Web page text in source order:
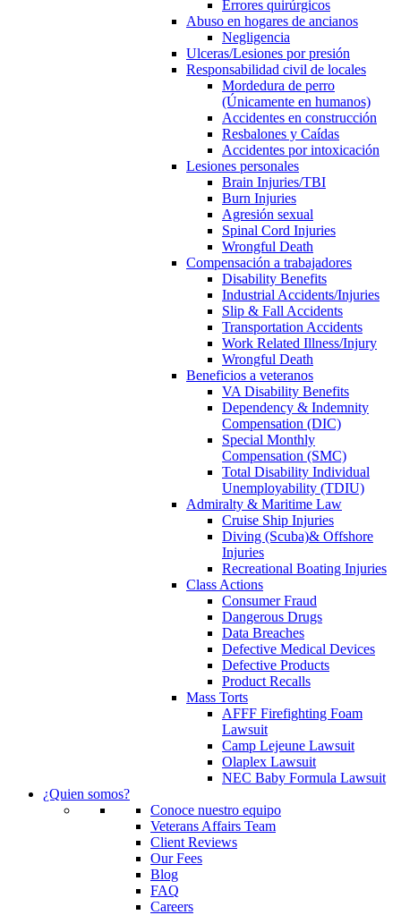
Errores quirúrgicos
Abuso en hogares de ancianos
Negligencia
Ulceras/Lesiones por presión
Responsabilidad civil de locales
Mordedura de perro
(Únicamente en humanos)
Accidentes en construcción
Resbalones y Caídas
Accidentes por intoxicación
Lesiones personales
Brain Injuries/TBI
Burn Injuries
Agresión sexual
Spinal Cord Injuries
Wrongful Death
Compensación a trabajadores
Disability Benefits
Industrial Accidents/Injuries
Slip & Fall Accidents
Transportation Accidents
Work Related Illness/Injury
Wrongful Death
Beneficios a veteranos
VA Disability Benefits
Dependency & Indemnity
Compensation (DIC)
Special Monthly
Compensation (SMC)
Total Disability Individual
Unemployability (TDIU)
Admiralty & Maritime Law
Cruise Ship Injuries
Diving (Scuba)& Offshore
Injuries
Recreational Boating Injuries
Class Actions
Consumer Fraud
Dangerous Drugs
Data Breaches
Defective Medical Devices
Defective Products
Product Recalls
Mass Torts
AFFF Firefighting Foam
Lawsuit
Camp Lejeune Lawsuit
Olaplex Lawsuit
NEC Baby Formula Lawsuit
¿Quien somos?
Conoce nuestro equipo
Veterans Affairs Team
Client Reviews
Our Fees
Blog
FAQ
Careers